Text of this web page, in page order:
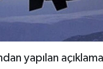
yapılan